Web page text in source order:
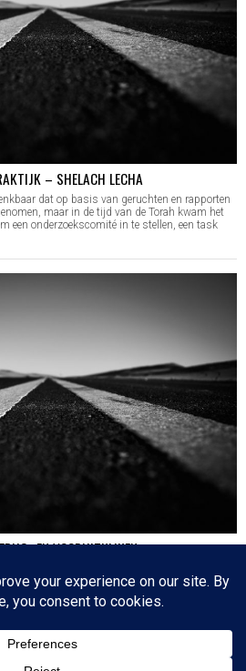
– SHELACH LECHA
dat op basis van geruchten en rapporten
maar in de tijd van de Torah kwam het
een onderzoekscomité in te stellen, een task
EN VOORUITKIJKEN
parasja van het jaar. Het zijn dagen die
de ene kant lezen we over de laatste dagen
| Foto's Robbert Baruch tenzij anders vermeld